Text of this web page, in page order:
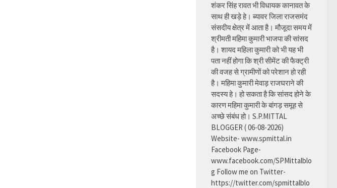
शंकर सिंह रावत भी विधायक कानावत के
साथ ही खड़े हे। ब्यावर जिला राजसमंद
संसदीय क्षेत्र में आता है। मौजूदा समय में
श्रीमती महिमा कुमारी भाजपा की सांसद
है। शायद महिला कुमारी को भी यह भी
पता नहीं होगा कि श्री सीमेंट की फैक्ट्री
की वजह से ग्रामीणों को परेशान हो रही
है। महिमा कुमारी मेवाड़ राजघराने की
सदस्य हे। हो सकता है कि सांसद होने के
कारण महिमा कुमारी के बांगड़ समूह से
अच्छे संबंध हो। S.P.MITTAL
BLOGGER ( 06-08-2026)
Website- www.spmittal.in
Facebook Page-
www.facebook.com/SPMittalblo
g Follow me on Twitter-
https://twitter.com/spmittalblo